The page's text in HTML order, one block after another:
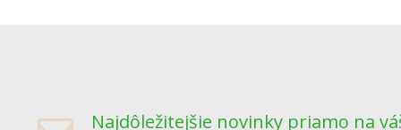
Najdôležitejšie novinky priamo na